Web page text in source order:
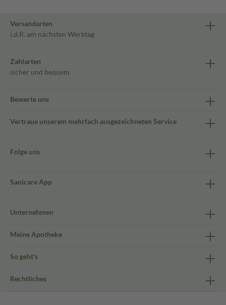
Versandarten
i.d.R. am nächsten Werktag
Zahlarten
sicher und bequem
Bewerte uns
Vertraue unserem mehrfach ausgezeichneten Service
Folge uns
Sanicare App
Unternehmen
Meine Apotheke
So geht's
Rechtliches